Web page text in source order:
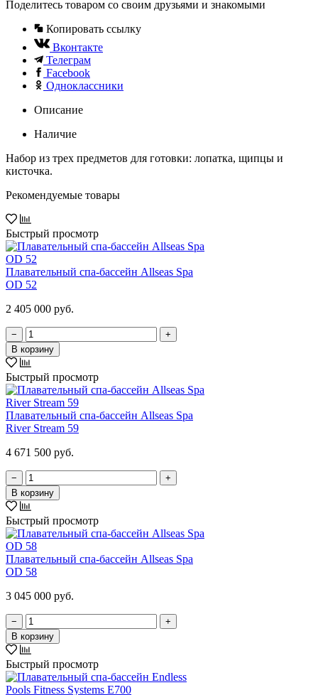
Поделитесь товаром со своим друзьями и знакомыми
Копировать ссылку
Вконтакте
Телеграм
Facebook
Одноклассники
Описание
Наличие
Набор из трех предметов для готовки: лопатка, щипцы и
кисточка.
Рекомендуемые товары
Быстрый просмотр
Плавательный спа-бассейн Allseas Spa
OD 52
2 405 000 руб.
−
+
В корзину
Быстрый просмотр
Плавательный спа-бассейн Allseas Spa
River Stream 59
4 671 500 руб.
−
+
В корзину
Быстрый просмотр
Плавательный спа-бассейн Allseas Spa
OD 58
3 045 000 руб.
−
+
В корзину
Быстрый просмотр